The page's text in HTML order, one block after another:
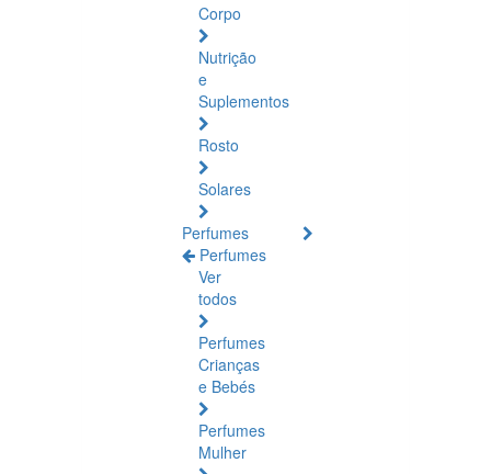
Corpo
Nutrição
e
Suplementos
Rosto
Solares
Perfumes
Perfumes
Ver
todos
Perfumes
Crianças
e Bebés
Perfumes
Mulher